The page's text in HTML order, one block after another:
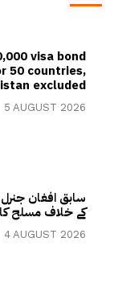
visa bond
50 countries,
excluded
5 AUGUST 2026
سابق افغان
کے خلاف مسلح
4 AUGUST 2026